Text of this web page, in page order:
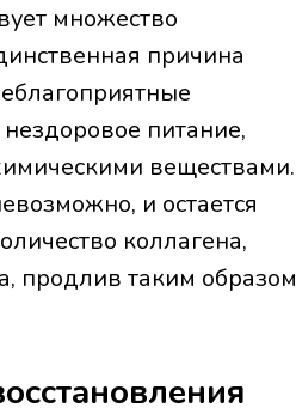
множество
причина
питание,
веществами.
и остается
коллагена,
продлив таким образом